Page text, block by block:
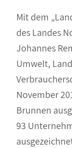
Mit dem
des Landes
Johannes
Umwelt,
November
Brunnen
93